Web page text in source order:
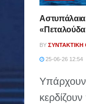
«Πεταλούδα
BY ΣΥΝΤΑΚΤΙΚΉ
25-06-26 12:54